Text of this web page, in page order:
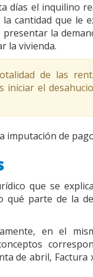
días el inquilino
cantidad que le
la
la vivienda.
de las
el
imputación de
que se
qué parte de la
en el
de abril, Factura